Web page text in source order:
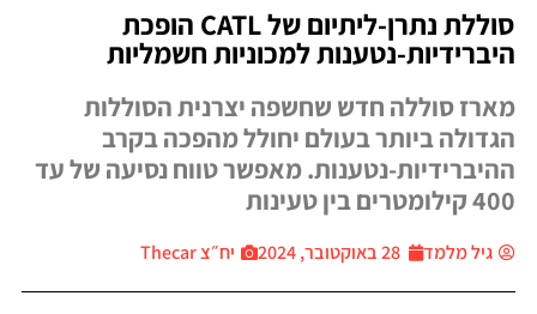
סוללת נתרן-ליתיום של CATL הופכת
היברידיות-נטענות למכוניות חשמליות
מארז סוללה חדש שחשפה יצרנית הסוללות
הגדולה ביותר בעולם יחולל מהפכה בקרב
ההיברידיות-נטענות. מאפשר טווח נסיעה של עד
400 קילומטרים בין טעינות
גיל מלמד 28 באוקטובר, 2024 יח״צ Thecar